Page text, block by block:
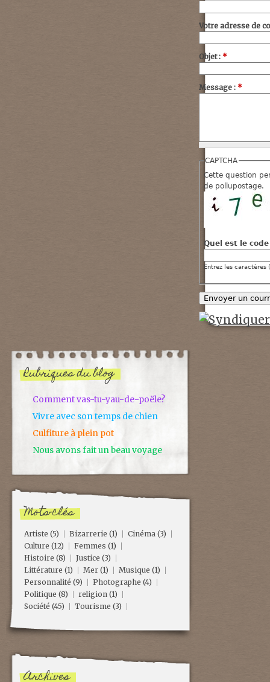
Votre adresse de
Objet : *
Message : *
CAPTCHA
Cette question
de pollupostage.
Quel est le
Entrez les caractères
Rubriques du blog
Comment vas-tu-yau-de-poële?
Vivre avec son temps de chien
Culfiture à plein pot
Nous avons fait un beau voyage
Mots-clés
Artiste (5) Bizarrerie (1) Cinéma (3)
Culture (12) Femmes (1)
Histoire (8) Justice (3)
Littérature (1) Mer (1) Musique (1)
Personnalité (9) Photographe (4)
Politique (8) religion (1)
Société (45) Tourisme (3)
Archives